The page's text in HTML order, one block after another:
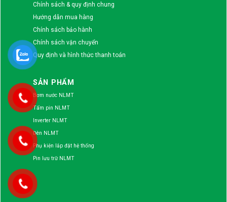
Chính sách & quy định chung
Hướng dẫn mua hàng
Chính sách bảo hành
Chính sách vận chuyển
Quy định và hình thức thanh toán
SẢN PHẨM
Bơm nước NLMT
Tấm pin NLMT
Inverter NLMT
Đèn NLMT
Phụ kiện lắp đặt hệ thống
Pin lưu trữ NLMT